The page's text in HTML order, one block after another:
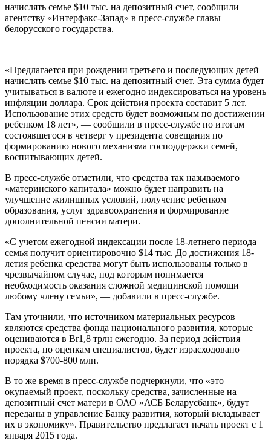
начислять семье $10 тыс. на депозитный счет, сообщили
агентству «Интерфакс-Запад» в пресс-службе главы
белорусского государства.
«Предлагается при рождении третьего и последующих детей
начислять семье $10 тыс. на депозитный счет. Эта сумма будет
учитываться в валюте и ежегодно индексироваться на уровень
инфляции доллара. Срок действия проекта составит 5 лет.
Использование этих средств будет возможным по достижении
ребенком 18 лет», — сообщили в пресс-службе по итогам
состоявшегося в четверг у президента совещания по
формированию нового механизма господдержки семей,
воспитывающих детей.
В пресс-службе отметили, что средства так называемого
«материнского капитала» можно будет направить на
улучшение жилищных условий, получение ребенком
образования, услуг здравоохранения и формирование
дополнительной пенсии матери.
«С учетом ежегодной индексации после 18-летнего периода
семья получит ориентировочно $14 тыс. До достижения 18-
летия ребенка средства могут быть использованы только в
чрезвычайном случае, под которым понимается
необходимость оказания сложной медицинской помощи
любому члену семьи», — добавили в пресс-службе.
Там уточнили, что источником материальных ресурсов
являются средства фонда национального развития, которые
оцениваются в Br1,8 трлн ежегодно. За период действия
проекта, по оценкам специалистов, будет израсходовано
порядка $700-800 млн.
В то же время в пресс-службе подчеркнули, что «это
окупаемый проект, поскольку средства, зачисленные на
депозитный счет матери в ОАО »АСБ Беларусбанк», будут
переданы в управление Банку развития, который вкладывает
их в экономику». Правительство предлагает начать проект с 1
января 2015 года.